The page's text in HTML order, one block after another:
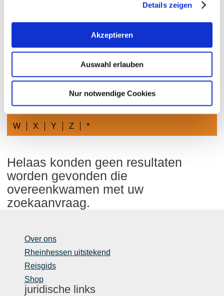
Details zeigen
Akzeptieren
Auswahl erlauben
Nur notwendige Cookies
0 Hits
Artikel alfabetisch filteren:
D
L M N O P Q R S T U V
W X Y Z *
Helaas konden geen resultaten
worden gevonden die
overeenkwamen met uw
zoekaanvraag.
Over ons
Rheinhessen uitstekend
Reisgids
Shop
juridische links